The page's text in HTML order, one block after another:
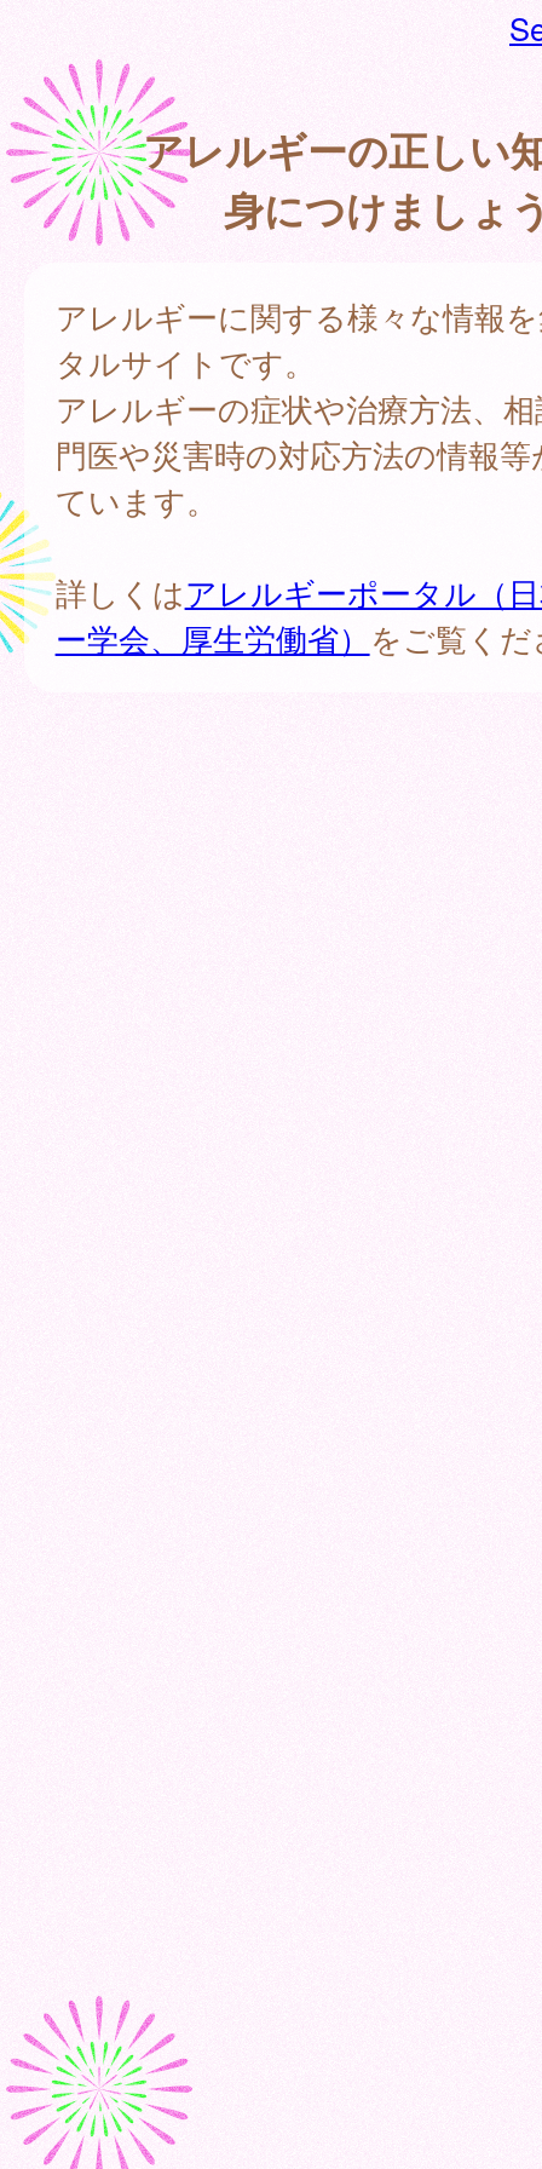
アレルギーの正しい
身につけましょ
アレルギーに関する様々な情報
タルサイトです。
アレルギーの症状や治療方法、
門医や災害時の対応方法の情報
ています。
詳しくはアレルギーポータル（
ー学会、厚生労働省） をご覧く